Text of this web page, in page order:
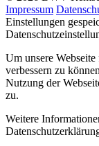
Impressum
Einstellungen
Um unsere
verbessern zu
Nutzung der
zu.
Weitere